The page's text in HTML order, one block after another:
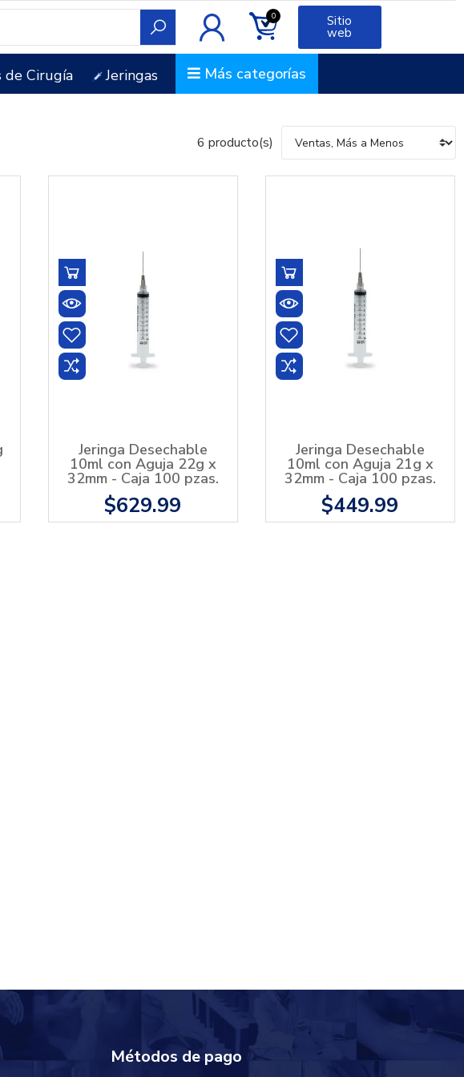
0 Sitio
web
de Cirugía Jeringas Más categorías
6 producto(s)
Jeringa Desechable
10ml con Aguja 22g x
32mm - Caja 100 pzas.
$629.99
Jeringa Desechable
10ml con Aguja 21g x
32mm - Caja 100 pzas.
$449.99
Métodos de pago